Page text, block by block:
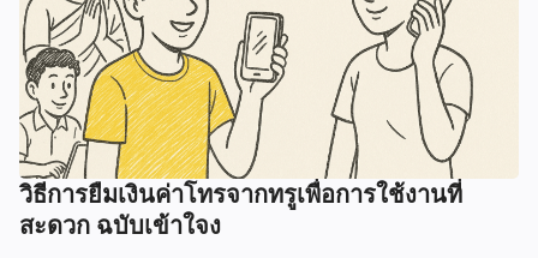
วิธีการยืมเงินค่าโทรจากทรูเพื่อการใช้งานที่
สะดวก ฉบับเข้าใจง